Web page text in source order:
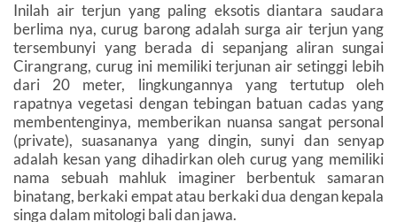
Inilah air terjun yang paling eksotis diantara saudara
berlima nya, curug barong adalah surga air terjun yang
tersembunyi yang berada di sepanjang aliran sungai
Cirangrang, curug ini memiliki terjunan air setinggi lebih
dari 20 meter, lingkungannya yang tertutup oleh
rapatnya vegetasi dengan tebingan batuan cadas yang
membentenginya, memberikan nuansa sangat personal
(private), suasananya yang dingin, sunyi dan senyap
adalah kesan yang dihadirkan oleh curug yang memiliki
nama sebuah mahluk imaginer berbentuk samaran
binatang, berkaki empat atau berkaki dua dengan kepala
singa dalam mitologi bali dan jawa.